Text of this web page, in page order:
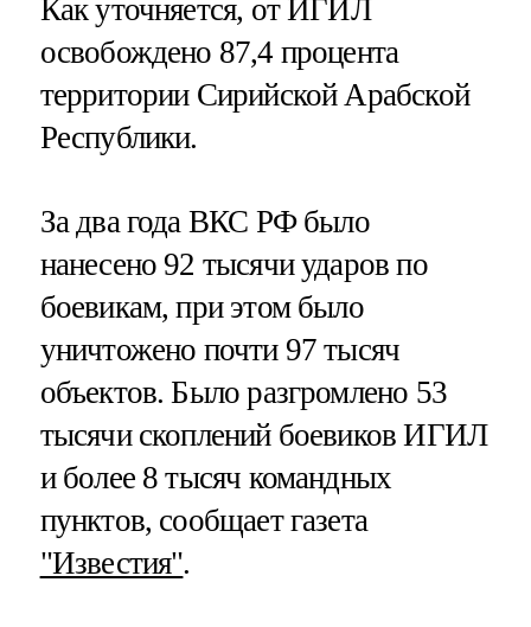
Как уточняется, от ИГИЛ
освобождено 87,4 процента
территории Сирийской Арабской
Республики.
За два года ВКС РФ было
нанесено 92 тысячи ударов по
боевикам, при этом было
уничтожено почти 97 тысяч
объектов. Было разгромлено 53
тысячи скоплений боевиков ИГИЛ
и более 8 тысяч командных
пунктов, сообщает газета
"Известия".